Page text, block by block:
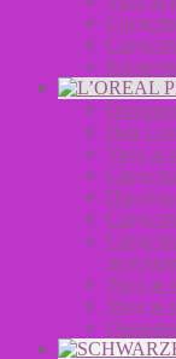
Hair
Уход за
Уход за
Уход за